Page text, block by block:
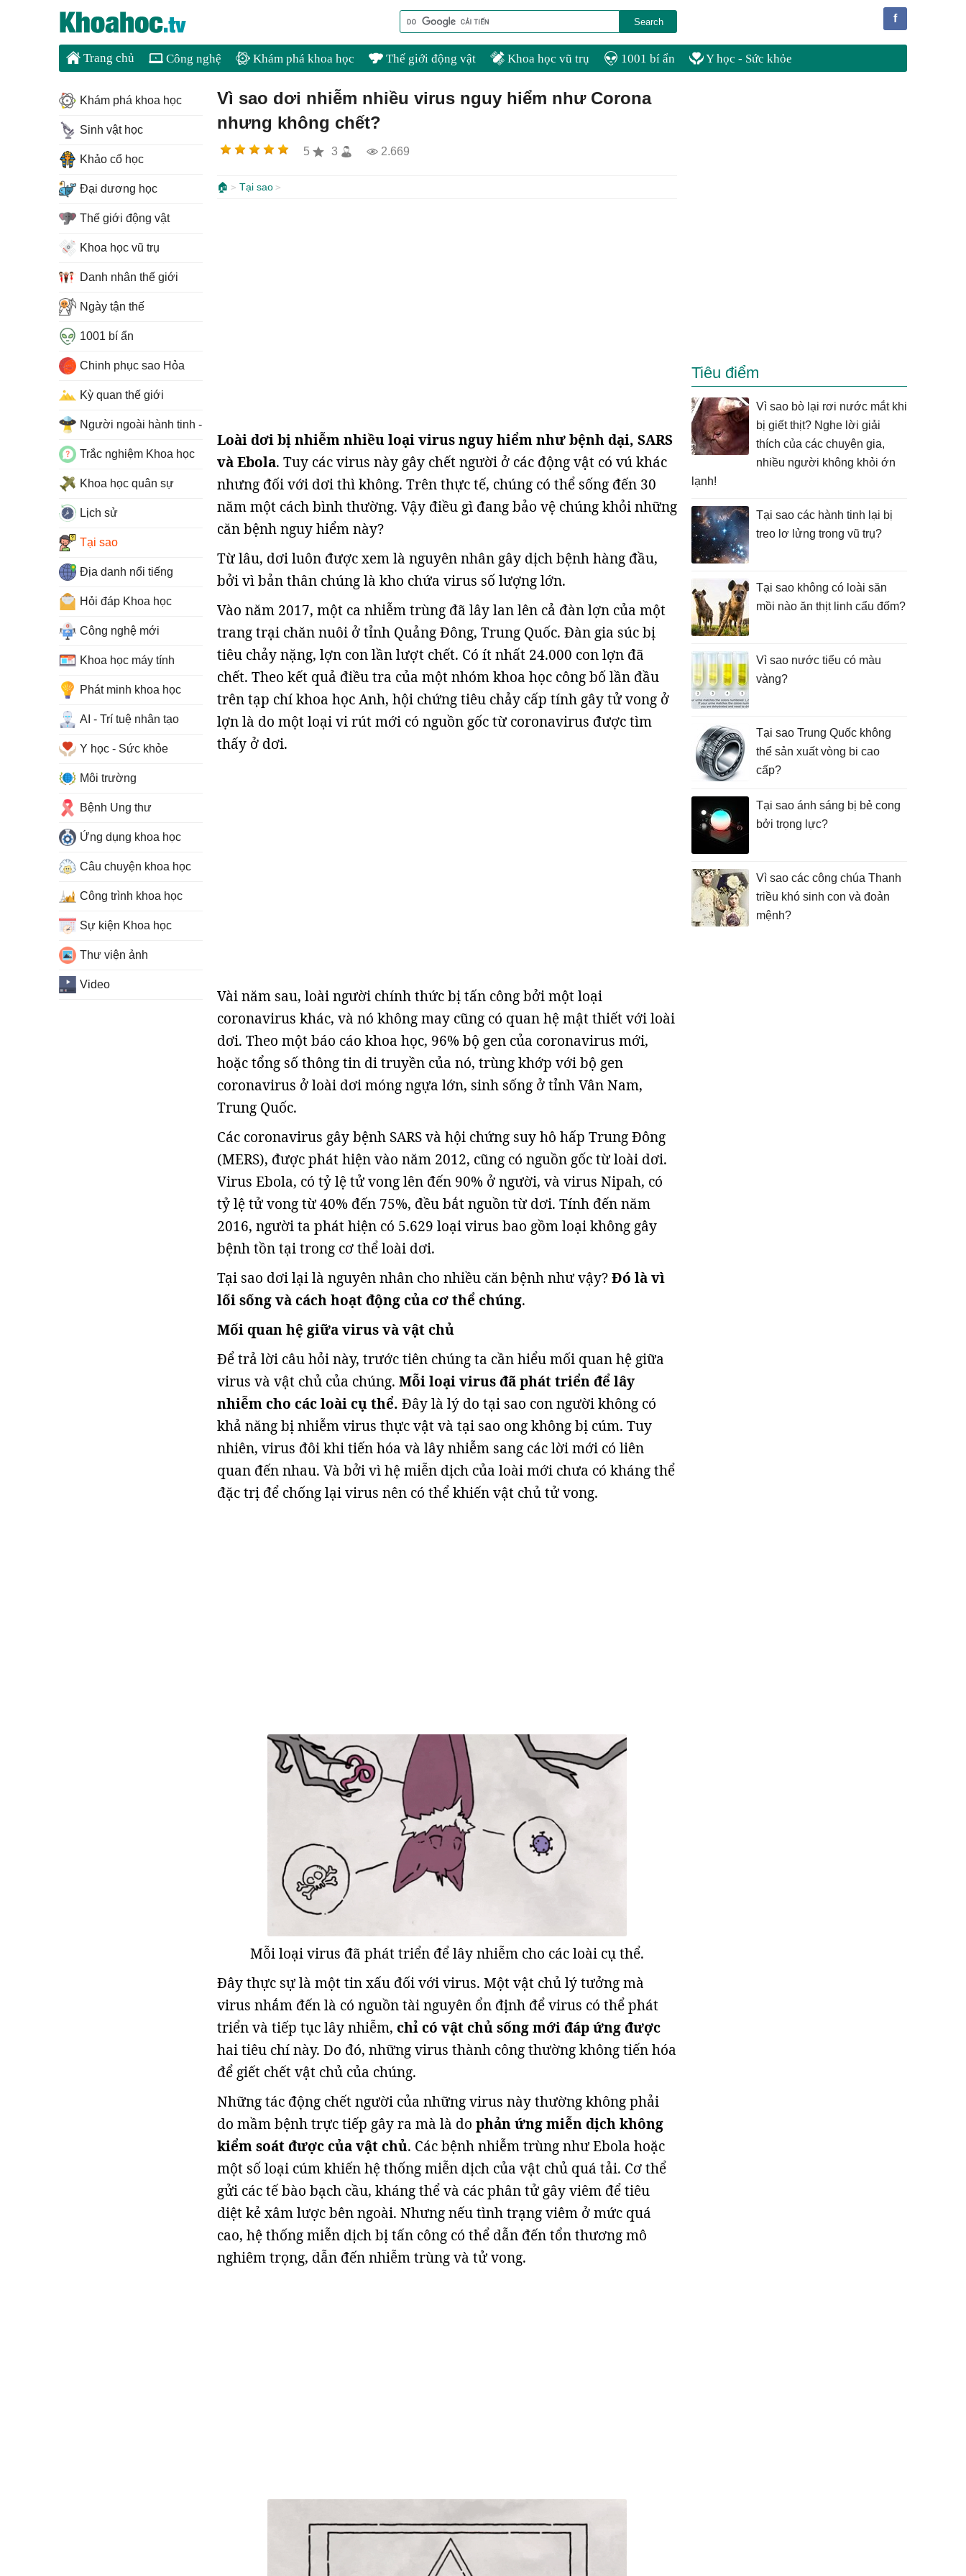
f
Trang chủ Công nghệ Khám phá khoa học Thế giới động vật Khoa học vũ trụ 1001 bí ẩn Y học - Sức khỏe
Vì sao dơi nhiễm nhiều virus nguy hiểm như Corona
nhưng không chết?
5 3 2.669
🏠 Tại sao
Loài dơi bị nhiễm nhiều loại virus nguy hiểm như bệnh dại, SARS
và Ebola. Tuy các virus này gây chết người ở các động vật có vú khác
nhưng đối với dơi thì không. Trên thực tế, chúng có thể sống đến 30
năm một cách bình thường. Vậy điều gì đang bảo vệ chúng khỏi những
căn bệnh nguy hiểm này?
Từ lâu, dơi luôn được xem là nguyên nhân gây dịch bệnh hàng đầu,
bởi vì bản thân chúng là kho chứa virus số lượng lớn.
Vào năm 2017, một ca nhiễm trùng đã lây lan lên cả đàn lợn của một
trang trại chăn nuôi ở tỉnh Quảng Đông, Trung Quốc. Đàn gia súc bị
tiêu chảy nặng, lợn con lần lượt chết. Có ít nhất 24.000 con lợn đã
chết. Theo kết quả điều tra của một nhóm khoa học công bố lần đầu
trên tạp chí khoa học Anh, hội chứng tiêu chảy cấp tính gây tử vong ở
lợn là do một loại vi rút mới có nguồn gốc từ coronavirus được tìm
thấy ở dơi.
Vài năm sau, loài người chính thức bị tấn công bởi một loại
coronavirus khác, và nó không may cũng có quan hệ mật thiết với loài
dơi. Theo một báo cáo khoa học, 96% bộ gen của coronavirus mới,
hoặc tổng số thông tin di truyền của nó, trùng khớp với bộ gen
coronavirus ở loài dơi móng ngựa lớn, sinh sống ở tỉnh Vân Nam,
Trung Quốc.
Các coronavirus gây bệnh SARS và hội chứng suy hô hấp Trung Đông
(MERS), được phát hiện vào năm 2012, cũng có nguồn gốc từ loài dơi.
Virus Ebola, có tỷ lệ tử vong lên đến 90% ở người, và virus Nipah, có
tỷ lệ tử vong từ 40% đến 75%, đều bắt nguồn từ dơi. Tính đến năm
2016, người ta phát hiện có 5.629 loại virus bao gồm loại không gây
bệnh tồn tại trong cơ thể loài dơi.
Tại sao dơi lại là nguyên nhân cho nhiều căn bệnh như vậy?Đó là vì
lối sống và cách hoạt động của cơ thể chúng.
Mối quan hệ giữa virus và vật chủ
Để trả lời câu hỏi này, trước tiên chúng ta cần hiểu mối quan hệ giữa
virus và vật chủ của chúng. Mỗi loại virus đã phát triển để lây
nhiễm cho các loài cụ thể. Đây là lý do tại sao con người không có
khả năng bị nhiễm virus thực vật và tại sao ong không bị cúm. Tuy
nhiên, virus đôi khi tiến hóa và lây nhiễm sang các lời mới có liên
quan đến nhau. Và bởi vì hệ miễn dịch của loài mới chưa có kháng thể
đặc trị để chống lại virus nên có thể khiến vật chủ tử vong.
Mỗi loại virus đã phát triển để lây nhiễm cho các loài cụ thể.
Đây thực sự là một tin xấu đối với virus. Một vật chủ lý tưởng mà
virus nhắm đến là có nguồn tài nguyên ổn định để virus có thể phát
triển và tiếp tục lây nhiễm, chỉ có vật chủ sống mới đáp ứng được
hai tiêu chí này. Do đó, những virus thành công thường không tiến hóa
để giết chết vật chủ của chúng.
Những tác động chết người của những virus này thường không phải
do mầm bệnh trực tiếp gây ra mà là do phản ứng miễn dịch không
kiểm soát được của vật chủ. Các bệnh nhiễm trùng như Ebola hoặc
một số loại cúm khiến hệ thống miễn dịch của vật chủ quá tải. Cơ thể
gửi các tế bào bạch cầu, kháng thể và các phân tử gây viêm để tiêu
diệt kẻ xâm lược bên ngoài. Nhưng nếu tình trạng viêm ở mức quá
cao, hệ thống miễn dịch bị tấn công có thể dẫn đến tổn thương mô
nghiêm trọng, dẫn đến nhiễm trùng và tử vong.
Tiêu điểm
Vì sao bò lại rơi nước mắt khi
bị giết thịt? Nghe lời giải
thích của các chuyên gia,
nhiều người không khỏi ớn
lạnh!
Tại sao các hành tinh lại bị
treo lơ lửng trong vũ trụ?
Tại sao không có loài săn
mồi nào ăn thịt linh cẩu đốm?
Vì sao nước tiểu có màu
vàng?
Tại sao Trung Quốc không
thể sản xuất vòng bi cao
cấp?
Tại sao ánh sáng bị bẻ cong
bởi trọng lực?
Vì sao các công chúa Thanh
triều khó sinh con và đoản
mệnh?
Khám phá khoa học
Sinh vật học
Khảo cổ học
Đại dương học
Thế giới động vật
Khoa học vũ trụ
Danh nhân thế giới
Ngày tận thế
1001 bí ẩn
Chinh phục sao Hỏa
Kỳ quan thế giới
Người ngoài hành tinh - UFO
Trắc nghiệm Khoa học
Khoa học quân sự
Lịch sử
Tại sao
Địa danh nổi tiếng
Hỏi đáp Khoa học
Công nghệ mới
Khoa học máy tính
Phát minh khoa học
AI - Trí tuệ nhân tạo
Y học - Sức khỏe
Môi trường
Bệnh Ung thư
Ứng dụng khoa học
Câu chuyện khoa học
Công trình khoa học
Sự kiện Khoa học
Thư viện ảnh
Video